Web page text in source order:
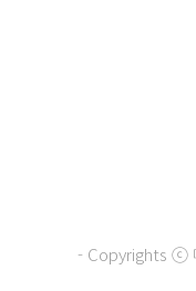
- Copyrights ⓒ